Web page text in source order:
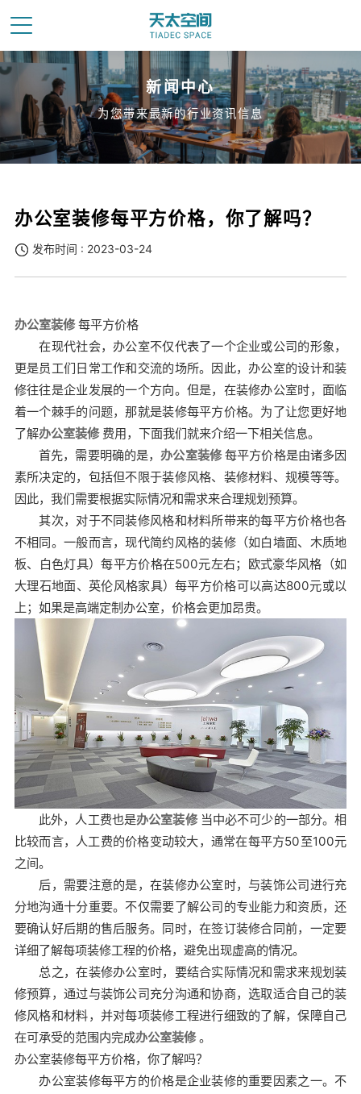
新闻中心
为您带来最新的行业资讯信息
办公室装修每平方价格，你了解吗？
发布时间 : 2023-03-24
办公室装修 每平方价格
在现代社会，办公室不仅代表了一个企业或公司的形象，
更是员工们日常工作和交流的场所。因此，办公室的设计和装
修往往是企业发展的一个方向。但是，在装修办公室时，面临
着一个棘手的问题，那就是装修每平方价格。为了让您更好地
了解办公室装修 费用，下面我们就来介绍一下相关信息。
首先，需要明确的是，办公室装修 每平方价格是由诸多因
素所决定的，包括但不限于装修风格、装修材料、规模等等。
因此，我们需要根据实际情况和需求来合理规划预算。
其次，对于不同装修风格和材料所带来的每平方价格也各
不相同。一般而言，现代简约风格的装修（如白墙面、木质地
板、白色灯具）每平方价格在500元左右；欧式豪华风格（如
大理石地面、英伦风格家具）每平方价格可以高达800元或以
上；如果是高端定制办公室，价格会更加昂贵。
此外，人工费也是办公室装修 当中必不可少的一部分。相
比较而言，人工费的价格变动较大，通常在每平方50至100元
之间。
后，需要注意的是，在装修办公室时，与装饰公司进行充
分地沟通十分重要。不仅需要了解公司的专业能力和资质，还
要确认好后期的售后服务。同时，在签订装修合同前，一定要
详细了解每项装修工程的价格，避免出现虚高的情况。
总之，在装修办公室时，要结合实际情况和需求来规划装
修预算，通过与装饰公司充分沟通和协商，选取适合自己的装
修风格和材料，并对每项装修工程进行细致的了解，保障自己
在可承受的范围内完成办公室装修 。
办公室装修每平方价格，你了解吗？
办公室装修每平方的价格是企业装修的重要因素之一。不